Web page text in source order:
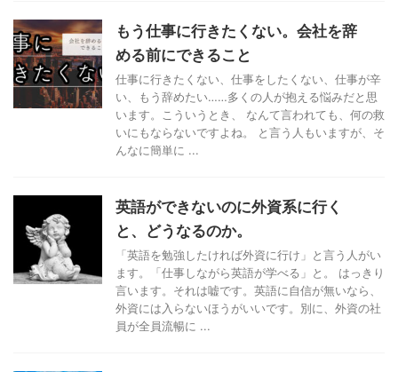
もう仕事に行きたくない。会社を辞
める前にできること
仕事に行きたくない、仕事をしたくない、仕事が辛
い、もう辞めたい……多くの人が抱える悩みだと思
います。こういうとき、 なんて言われても、何の救
いにもならないですよね。 と言う人もいますが、そ
んなに簡単に ...
英語ができないのに外資系に行く
と、どうなるのか。
「英語を勉強したければ外資に行け」と言う人がい
ます。「仕事しながら英語が学べる」と。 はっきり
言います。それは嘘です。英語に自信が無いなら、
外資には入らないほうがいいです。別に、外資の社
員が全員流暢に ...